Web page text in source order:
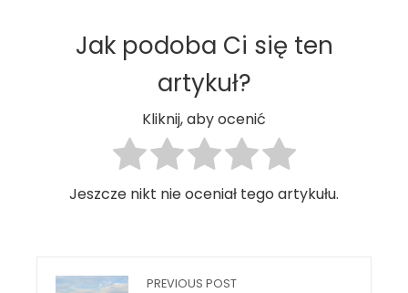
Jak podoba Ci się ten
artykuł?
Kliknij, aby ocenić
Jeszcze nikt nie oceniał tego artykułu.
PREVIOUS POST